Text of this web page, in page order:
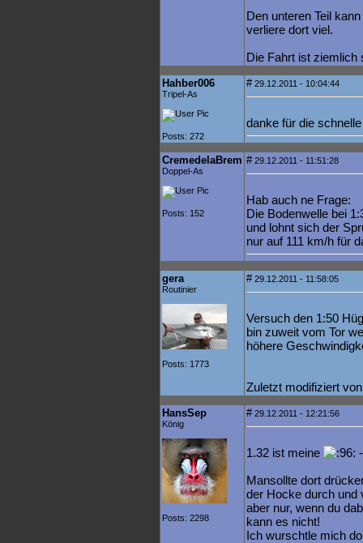
Den unteren Teil
verliere dort viel.
Die Fahrt ist ziemlich
Hahber006
Tripel-As
Posts: 272
#29.12.2011 - 10:04:44
danke für die
CremedelaBrem
Doppel-As
Posts: 152
#29.12.2011 - 11:51:28
Hab auch ne Frage:
Die Bodenwelle bei
und lohnt sich der
nur auf 111 km/h für
gera
Routinier
Posts: 1773
#29.12.2011 - 11:58:05
Versuch den 1:50
bin zuweit vom Tor
höhere
Zuletzt modifiziert
HansSep
König
Posts: 2298
#29.12.2011 - 12:21:56
1.32 ist meine
Mansollte dort
der Hocke durch und
aber nur, wenn du
kann es nicht!
Ich wurschtle mich